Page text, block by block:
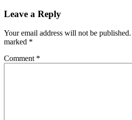
Leave a Reply
Your email address will not be published.
marked *
Comment *